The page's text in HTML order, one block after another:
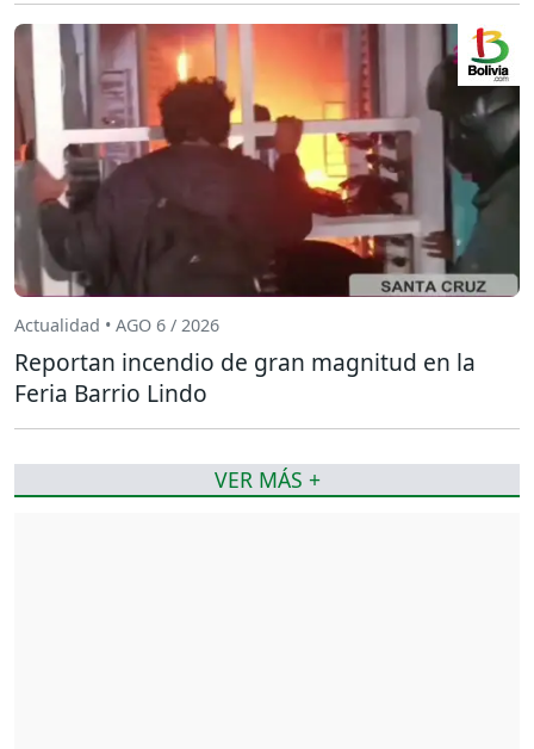
Actualidad • AGO 6 / 2026
Reportan incendio de gran magnitud en la
Feria Barrio Lindo
VER MÁS +